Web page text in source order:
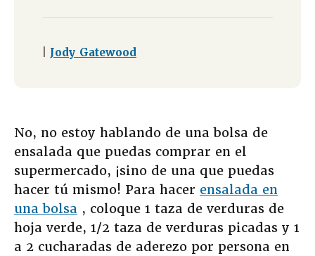
Jody Gatewood
No, no estoy hablando de una bolsa de
ensalada que puedas comprar en el
supermercado, ¡sino de una que puedas
hacer tú mismo! Para hacer ensalada en
una bolsa , coloque 1 taza de verduras de
hoja verde, 1/2 taza de verduras picadas y 1
a 2 cucharadas de aderezo por persona en